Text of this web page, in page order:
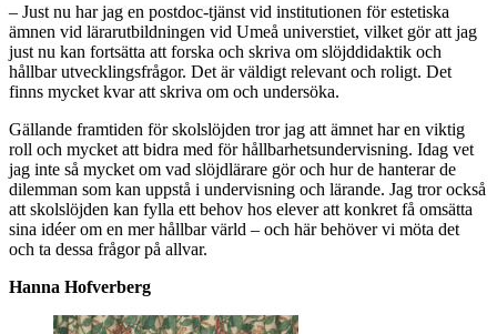
– Just nu har jag en postdoc-tjänst vid institutionen för estetiska
ämnen vid lärarutbildningen vid Umeå universtiet, vilket gör att jag
just nu kan fortsätta att forska och skriva om slöjddidaktik och
hållbar utvecklingsfrågor. Det är väldigt relevant och roligt. Det
finns mycket kvar att skriva om och undersöka.
Gällande framtiden för skolslöjden tror jag att ämnet har en viktig
roll och mycket att bidra med för hållbarhetsundervisning. Idag vet
jag inte så mycket om vad slöjdlärare gör och hur de hanterar de
dilemman som kan uppstå i undervisning och lärande. Jag tror också
att skolslöjden kan fylla ett behov hos elever att konkret få omsätta
sina idéer om en mer hållbar värld – och här behöver vi möta det
och ta dessa frågor på allvar.
Hanna Hofverberg